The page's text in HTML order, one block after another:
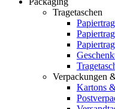
Tragetaschen
Verpackungen
Kartons